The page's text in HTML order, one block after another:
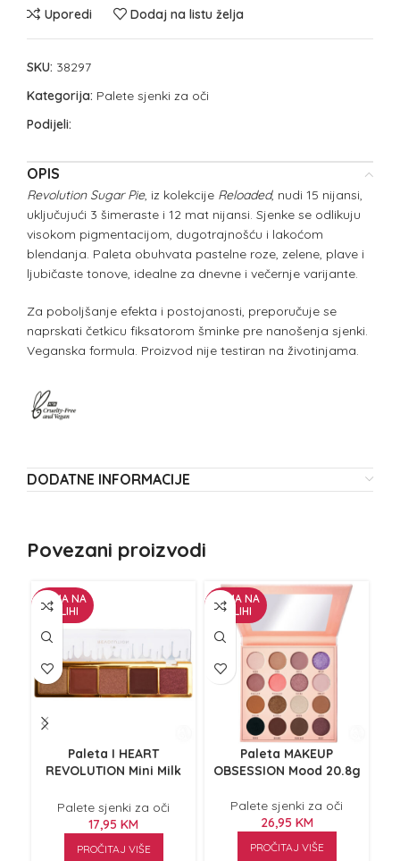
Uporedi
Dodaj na listu želja
SKU: 38297
Kategorija: Palete sjenki za oči
Podijeli:
OPIS
Revolution Sugar Pie, iz kolekcije Reloaded, nudi 15 nijansi,
uključujući 3 šimeraste i 12 mat nijansi. Sjenke se odlikuju
visokom pigmentacijom, dugotrajnošću i lakoćom
blendanja. Paleta obuhvata pastelne roze, zelene, plave i
ljubičaste tonove, idealne za dnevne i večernje varijante.
Za poboljšanje efekta i postojanosti, preporučuje se
naprskati četkicu fiksatorom šminke pre nanošenja sjenki.
Veganska formula. Proizvod nije testiran na životinjama.
DODATNE INFORMACIJE
Povezani proizvodi
NEMA NA
ZALIHI
Paleta I HEART
REVOLUTION Mini Milk
Palete sjenki za oči
17,95 KM
PROČITAJ VIŠE
NEMA NA
ZALIHI
Paleta MAKEUP
OBSESSION Mood 20.8g
Palete sjenki za oči
26,95 KM
PROČITAJ VIŠE